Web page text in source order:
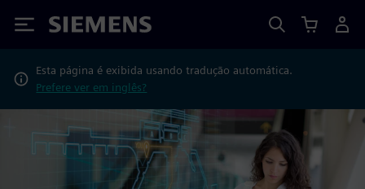
Siemens
Esta página é exibida usando tradução automática.
Prefere ver em inglês?